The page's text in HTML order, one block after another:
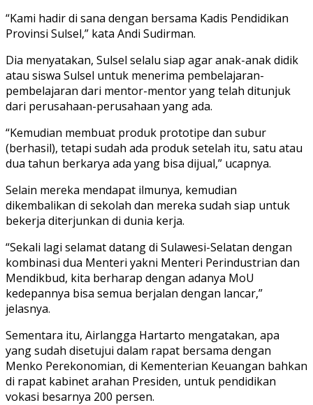
“Kami hadir di sana dengan bersama Kadis Pendidikan
Provinsi Sulsel,” kata Andi Sudirman.
Dia menyatakan, Sulsel selalu siap agar anak-anak didik
atau siswa Sulsel untuk menerima pembelajaran-
pembelajaran dari mentor-mentor yang telah ditunjuk
dari perusahaan-perusahaan yang ada.
“Kemudian membuat produk prototipe dan subur
(berhasil), tetapi sudah ada produk setelah itu, satu atau
dua tahun berkarya ada yang bisa dijual,” ucapnya.
Selain mereka mendapat ilmunya, kemudian
dikembalikan di sekolah dan mereka sudah siap untuk
bekerja diterjunkan di dunia kerja.
“Sekali lagi selamat datang di Sulawesi-Selatan dengan
kombinasi dua Menteri yakni Menteri Perindustrian dan
Mendikbud, kita berharap dengan adanya MoU
kedepannya bisa semua berjalan dengan lancar,”
jelasnya.
Sementara itu, Airlangga Hartarto mengatakan, apa
yang sudah disetujui dalam rapat bersama dengan
Menko Perekonomian, di Kementerian Keuangan bahkan
di rapat kabinet arahan Presiden, untuk pendidikan
vokasi besarnya 200 persen.